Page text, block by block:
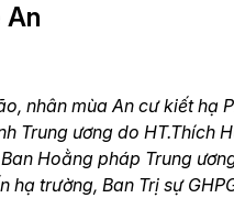
An
nhân mùa An cư kiết hạ
Trung ương do HT.Thích
Hoằng pháp Trung
trường, Ban Trị sự